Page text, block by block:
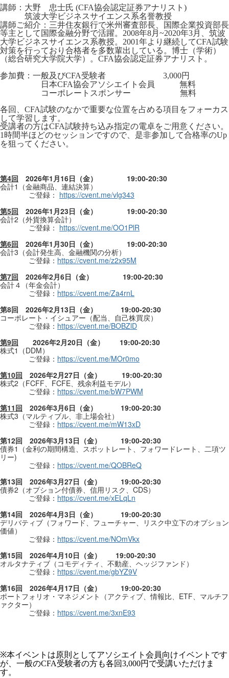
講師：大野 忠士氏 (CFA協会認定証券アナリスト )
筑波大学ビジネスサイエンス系名誉教授
講師ご紹介：三井住友銀行で米州審査部長、国際企業投資部長
等主として国際金融分野で活躍。2008年8月~2020年3月、筑波
大学ビジネスサイエンス系教授。 2001年より継続してCFA試験
対策を行っており合格者を多数輩出している。博士（学術）
（総合研究大学院大学）。 CFA協会認定証券アナリスト。
参加費：一般及びCFA受験者 3,000円
日本CFA協会アソシエイト会員 無料
コーポレートスポンサー 無料
各回、
CFA試験のなかで重要な位置を占める項目をフォーカス
して学習します。
受講者の方はCFA試験持ち込み指定の電卓をご用意ください。
1 時間半ほどのセッションですので、是非参加して合格率のUp
を狙ってください。
第4回 2026年1 月16日（金）
19:00-20:30
会計1 （金融商品、連結決算）
ご登録： https://cvent.me/vlg343
第5回 2026年1 月23日（金）
19:00-20:30
会計2 （外貨換算会計）
ご登録： https://cvent.me/OO1PlR
第6回 2026年1 月30日（金）
19:00-20:30
会計3 （会計発生高、金融機関の分析）
ご登録： https://cvent.me/z2x95M
第7回 2026年2月6日（金）
19:00-20:30
会計４（年金会計）
ご登録： https://cvent.me/Za4rnL
第8回 2026年2月13日（金）
19:00-20:30
コーポレート・イシュアー（配当、自己株買戻）
ご登録： https://cvent.me/BOBZlD
第9回 2026年2月20日（金）
19:00-20:30
株式1 （DDM）
ご登録： https://cvent.me/MOr0mo
第10回 2026年2月27日（金）
19:00-20:30
株式2 （FCFF、FCFE、残余利益モデル）
ご登録： https://cvent.me/bW7PWM
第11回 2026年3月6日（金）
19:00-20:30
株式3 （マルティブル、非上場会社）
ご登録： https://cvent.me/mW13xD
第12回 2026年3月13日（金）
19:00-20:30
債券1 （金利の期間構造、スポットレート、フォワードレート、二項ツ
リー)
ご登録： https://cvent.me/QOBReQ
第13回 2026年3月27日（金）
19:00-20:30
債券2 （オプション付債券、信用リスク、 CDS）
ご登録： https://cvent.me/xELqLn
第14回 2026年4月3日（金）
19:00-20:30
デリバティブ（フォワード、フューチャー、リスク中立下のオプション
価値）
ご登録： https://cvent.me/NOmVkx
第15回 2026年4月10日（金）
19:00-20:30
オルタナティブ（コモディティ、不動産、ヘッジファンド）
ご登録：https://cvent.me/gbYZ9V
第16回 2026年4月17日（金）
19:00-20:30
ポートフォリオ・マネジメント（アクティブ、情報比、 ETF 、マルチフ
ァクター）
ご登録： https://cvent.me/3xnE93
※本イベントは原則としてアソシエイト会員向けイベントです
が、一般のCFA受験者の方も各回3,000円で受講いただけま
す。